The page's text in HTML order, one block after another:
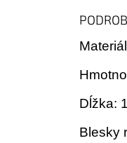
Dĺžka:
Blesky